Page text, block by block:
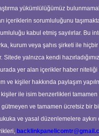
yükümlülüğümüz
içeriklerin sorumluluğunu
kabul etmiş sayılırlar. Bu
kurum veya şahıs şirketi ile hiçbir
Sitede yalnızca kendi
yer alan içerikler haber niteliği
ve kişiler hakkında paylaşım
ile isim benzerlikleri tamamen
gütmeyen ve tamamen ücretsiz bir
ve yasal düzenlemelere aykırı